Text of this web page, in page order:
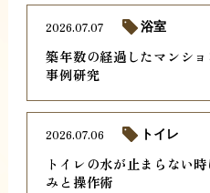
築年数の経過したマンシ
事例研究
2026.07.07 浴室
トイレの水が止まらない
みと操作術
2026.07.06 トイレ